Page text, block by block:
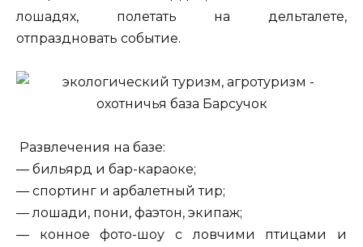
лошадях, полетать на дельталете,
отпраздновать событие.
Развлечения на базе:
— бильярд и бар-караоке;
— спортинг и арбалетный тир;
— лошади, пони, фаэтон, экипаж;
— конное фото-шоу с ловчими птицами и